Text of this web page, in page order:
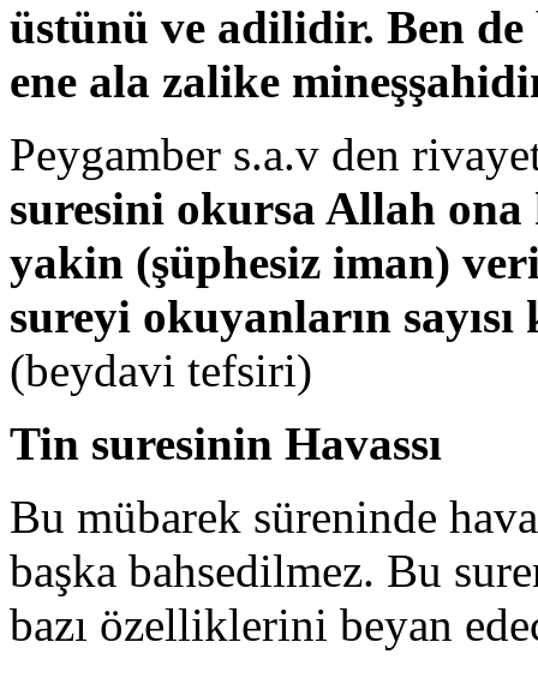
üstünü ve adilidir. Ben
ene ala zalike
Peygamber s.a.v den
suresini okursa Allah
yakin (şüphesiz iman)
sureyi okuyanların
(beydavi tefsiri)
Tin suresinin Havassı
Bu mübarek süreninde
başka bahsedilmez. Bu
bazı özelliklerini beyan